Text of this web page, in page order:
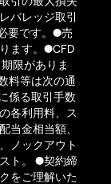
バレッジ取引
要です。●売
ます。●CFD
限がありま
料等は次の通
係る取引手数
各利用料、ス
当金相当額、
ノックアウト
ト。 ●契約締
をご理解いた